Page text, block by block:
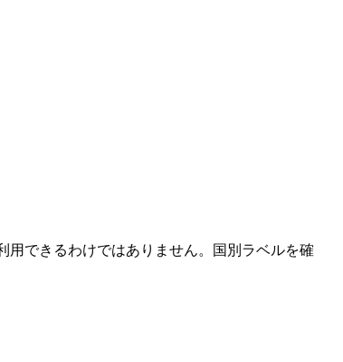
できるわけではありません。国別ラベルを確